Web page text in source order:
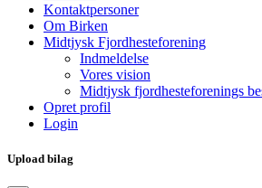
Kontaktpersoner
Om Birken
Midtjysk Fjordhesteforening
Indmeldelse
Vores vision
Midtjysk fjordhesteforenings
Opret profil
Login
Upload bilag